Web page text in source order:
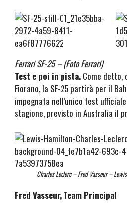
Ferrari SF-25 – (Foto Ferrari)
Test e poi in pista. Come detto,
Fiorano, la SF-25 partirà per il
impegnata nell’unico test
stagione, previsto in Australia il
Charles Leclerc – Fred Vasseur –
Fred Vasseur, Team Principal